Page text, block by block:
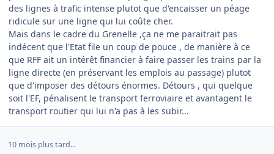
des lignes à trafic intense plutot que d'encaisser un péage
ridicule sur une ligne qui lui coûte cher.
Mais dans le cadre du Grenelle ,ça ne me paraitrait pas
indécent que l'Etat file un coup de pouce , de manière à ce
que RFF ait un intérêt financier à faire passer les trains par la
ligne directe (en préservant les emplois au passage) plutot
que d'imposer des détours énormes. Détours , qui quelque
soit l'EF, pénalisent le transport ferroviaire et avantagent le
transport routier qui lui n'a pas à les subir...
10 mois plus tard...